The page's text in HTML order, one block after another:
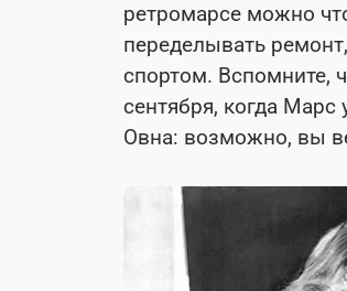
ретромарсе можно
переделывать
спортом. Вспомните,
сентября, когда Марс
Овна: возможно, вы